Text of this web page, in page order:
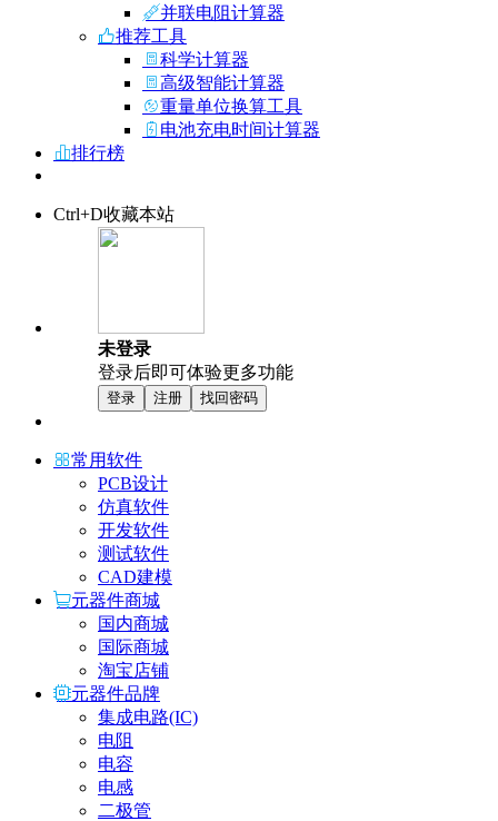
并联电阻计算器
推荐工具
科学计算器
高级智能计算器
重量单位换算工具
电池充电时间计算器
排行榜
Ctrl+D收藏本站
未登录
登录后即可体验更多功能
登录 注册 找回密码
常用软件
PCB设计
仿真软件
开发软件
测试软件
CAD建模
元器件商城
国内商城
国际商城
淘宝店铺
元器件品牌
集成电路(IC)
电阻
电容
电感
二极管